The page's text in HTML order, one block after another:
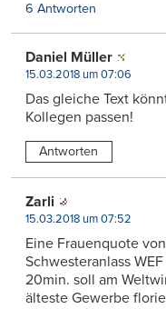
6 Antworten
Daniel Müller
15.03.2018 um 07:06
Das gleiche Text
Kollegen passen!
Antworten
Zarli
15.03.2018 um 07:52
Eine Frauenquote
Schwesteranlass
20min. soll am
älteste Gewerbe